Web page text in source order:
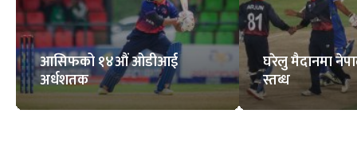
आसिफको १४औं ओडीआई
अर्धशतक
घरेलु मैदानमा
स्तब्ध